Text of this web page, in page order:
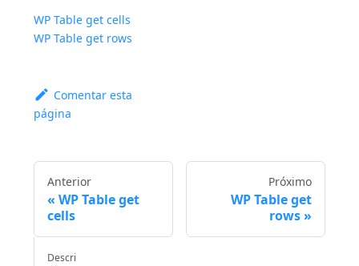
WP Table get cells
WP Table get rows
Comentar esta
página
Anterior
WP Table get
cells
Próximo
WP Table get
rows
Descri